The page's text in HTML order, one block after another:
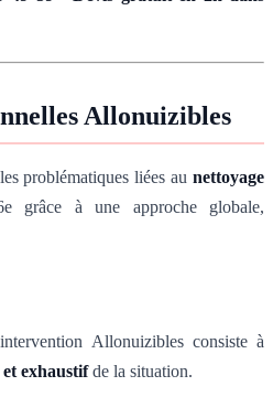
Allonuizibles
problématiques liées au nettoyage
grâce à une approche globale,
Allonuizibles consiste à
exhaustifde la situation.